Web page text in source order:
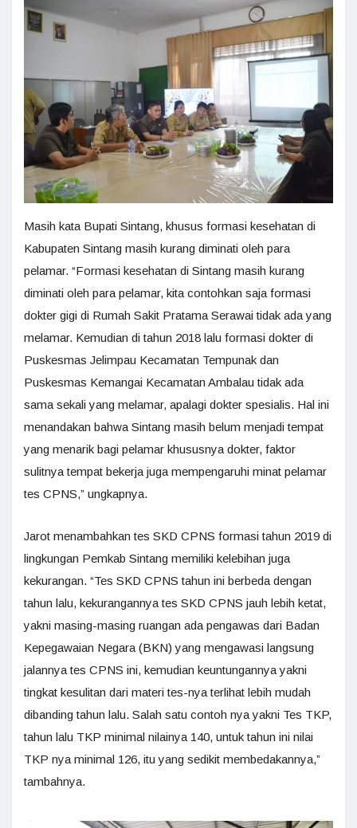
Masih kata Bupati Sintang, khusus formasi kesehatan di
Kabupaten Sintang masih kurang diminati oleh para
pelamar. “Formasi kesehatan di Sintang masih kurang
diminati oleh para pelamar, kita contohkan saja formasi
dokter gigi di Rumah Sakit Pratama Serawai tidak ada yang
melamar. Kemudian di tahun 2018 lalu formasi dokter di
Puskesmas Jelimpau Kecamatan Tempunak dan
Puskesmas Kemangai Kecamatan Ambalau tidak ada
sama sekali yang melamar, apalagi dokter spesialis. Hal ini
menandakan bahwa Sintang masih belum menjadi tempat
yang menarik bagi pelamar khususnya dokter, faktor
sulitnya tempat bekerja juga mempengaruhi minat pelamar
tes CPNS,” ungkapnya.
Jarot menambahkan tes SKD CPNS formasi tahun 2019 di
lingkungan Pemkab Sintang memiliki kelebihan juga
kekurangan. “Tes SKD CPNS tahun ini berbeda dengan
tahun lalu, kekurangannya tes SKD CPNS jauh lebih ketat,
yakni masing-masing ruangan ada pengawas dari Badan
Kepegawaian Negara (BKN) yang mengawasi langsung
jalannya tes CPNS ini, kemudian keuntungannya yakni
tingkat kesulitan dari materi tes-nya terlihat lebih mudah
dibanding tahun lalu. Salah satu contoh nya yakni Tes TKP,
tahun lalu TKP minimal nilainya 140, untuk tahun ini nilai
TKP nya minimal 126, itu yang sedikit membedakannya,”
tambahnya.